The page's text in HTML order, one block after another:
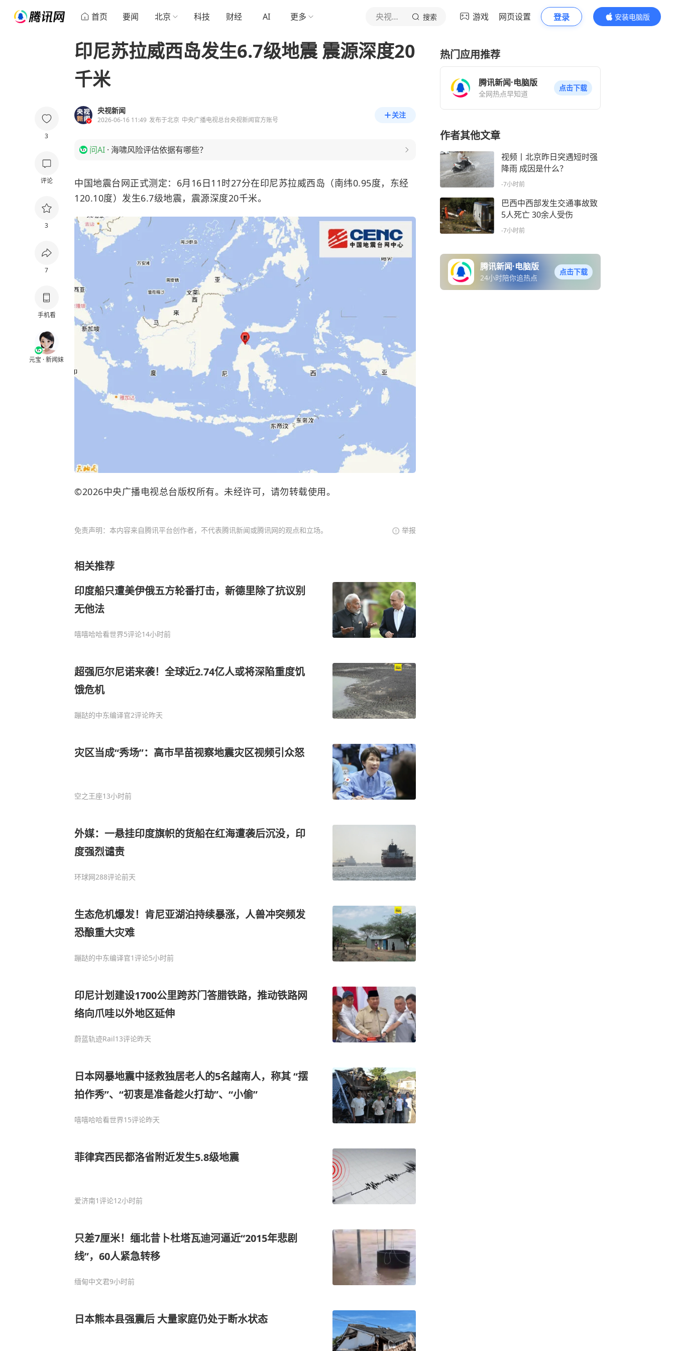
首页 要闻 北京 科技 财经 AI 更多 央视新闻 搜索 游戏 网页设置 登录
安装电脑版
内容更精彩
3
评论
3
7
手机看
元宝 · 新闻妹
印尼苏拉威西岛发生6.7级地震 震源深度20
千米
央视新闻
2026-06-16 11:49 发布于北京 中央广播电视总台央视新闻官方账号
关注
问AI · 海啸风险评估依据有哪些？
中国地震台网正式测定：6月16日11时27分在印尼苏拉威西岛（南纬0.95度，东经
120.10度）发生6.7级地震，震源深度20千米。
©2026中央广播电视总台版权所有。未经许可，请勿转载使用。
免责声明：本内容来自腾讯平台创作者，不代表腾讯新闻或腾讯网的观点和立场。 举报
相关推荐
印度船只遭美伊俄五方轮番打击，新德里除了抗议别
无他法
嘻嘻哈哈看世界5评论14小时前
超强厄尔尼诺来袭！全球近2.74亿人或将深陷重度饥
饿危机
蹦跶的中东编译官2评论昨天
灾区当成“秀场”：高市早苗视察地震灾区视频引众怒
空之王座13小时前
外媒：一悬挂印度旗帜的货船在红海遭袭后沉没，印
度强烈谴责
环球网288评论前天
生态危机爆发！肯尼亚湖泊持续暴涨，人兽冲突频发
恐酿重大灾难
蹦跶的中东编译官1评论5小时前
印尼计划建设1700公里跨苏门答腊铁路，推动铁路网
络向爪哇以外地区延伸
蔚蓝轨迹Rail13评论昨天
日本网暴地震中拯救独居老人的5名越南人，称其 “摆
拍作秀”、“初衷是准备趁火打劫”、“小偷”
嘻嘻哈哈看世界15评论昨天
菲律宾西民都洛省附近发生5.8级地震
爱济南1评论12小时前
只差7厘米！缅北昔卜杜塔瓦迪河逼近“2015年悲剧
线”，60人紧急转移
缅甸中文君9小时前
日本熊本县强震后 大量家庭仍处于断水状态
热门应用推荐
腾讯新闻·电脑版
全网热点早知道
点击下载
作者其他文章
视频丨北京昨日突遇短时强
降雨 成因是什么？
-7小时前
巴西中西部发生交通事故致
5人死亡 30余人受伤
-7小时前
腾讯新闻·电脑版
24小时陪你追热点
点击下载